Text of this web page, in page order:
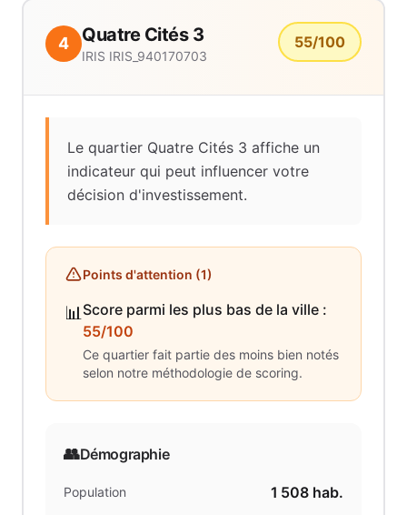
4 Quatre Cités 3
IRIS IRIS_940170703
55/100
Le quartier Quatre Cités 3 affiche un
indicateur qui peut influencer votre
décision d'investissement.
Points d'attention (1)
📊Score parmi les plus bas de la ville :
55/100
Ce quartier fait partie des moins bien notés
selon notre méthodologie de scoring.
👥Démographie
Population 1 508 hab.